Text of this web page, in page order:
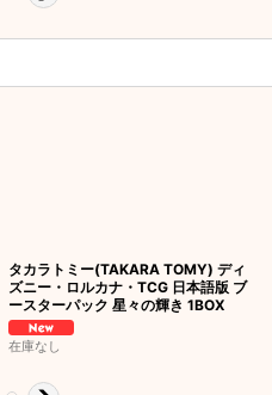
タカラトミー(TAKARA TOMY) ディ
ズニー・ロルカナ・TCG 日本語版 ブ
ースターパック 星々の輝き 1BOX
在庫なし